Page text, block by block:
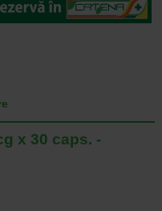
x 30 caps. -